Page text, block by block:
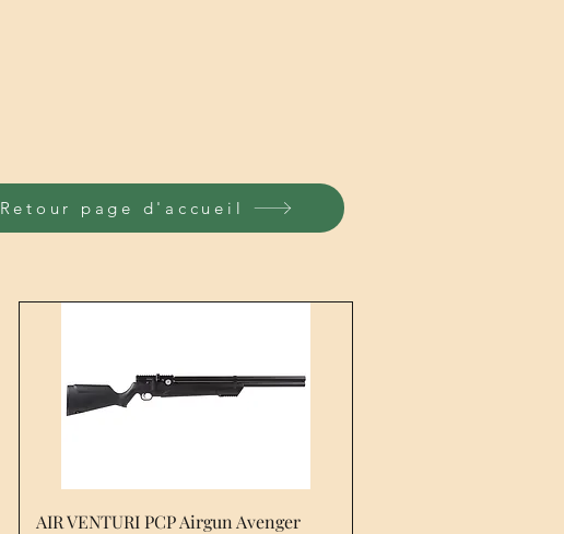
Retour page d'accueil
AIR VENTURI PCP Airgun Avenger